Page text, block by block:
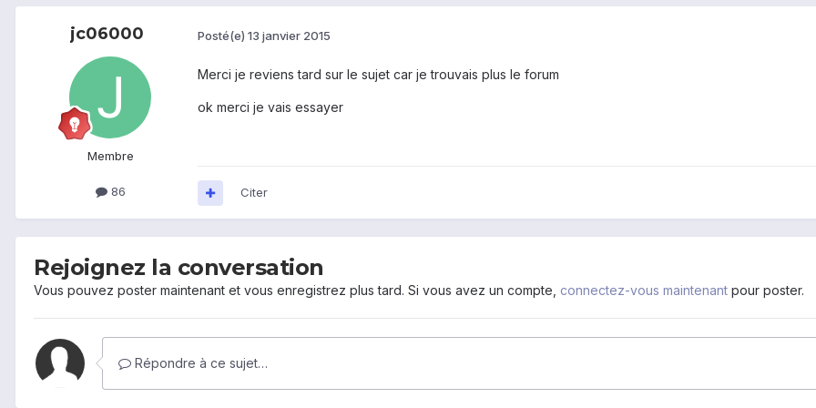
jc06000
Membre
86
Posté(e) 13 janvier 2015
Merci je reviens tard sur le sujet car je trouvais plus le forum
ok merci je vais essayer
Citer
Rejoignez la conversation
Vous pouvez poster maintenant et vous enregistrez plus tard. Si vous avez un compte, connectez-vous maintenant pour poster.
Répondre à ce sujet…